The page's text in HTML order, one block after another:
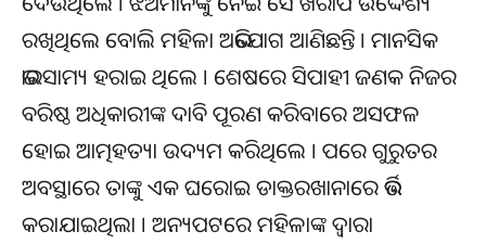
ରଖିଥିଲେ ବୋଲି ମହିଳା ଅଭିଯୋଗ ଆଣିଛନ୍ତି । ମାନସିକ
ଭାରସାମ୍ୟ ହରାଇ ଥିଲେ । ଶେଷରେ ସିପାହୀ ଜଣକ ନିଜର
ବରିଷ୍ଠ ଅଧିକାରୀଙ୍କ ଦାବି ପୂରଣ କରିବାରେ ଅସଫଳ
ହୋଇ ଆତ୍ମହତ୍ୟା ଉଦ୍ୟମ କରିଥିଲେ । ପରେ ଗୁରୁତର
ଅବସ୍ଥାରେ ତାଙ୍କୁ ଏକ ଘରୋଇ ଡାକ୍ତରଖାନାରେ ଭର୍ତ୍ତି
କରାଯାଇଥିଲା । ଅନ୍ୟପଟରେ ମହିଳାଙ୍କ ଦ୍ୱାରା